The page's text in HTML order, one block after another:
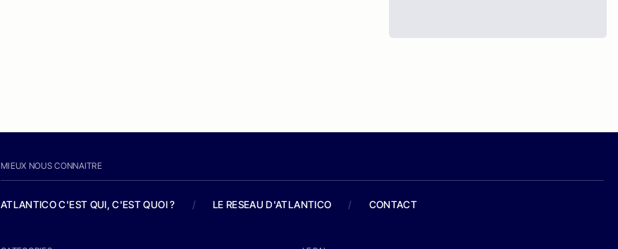
MIEUX NOUS CONNAITRE
ATLANTICO C'EST QUI, C'EST QUOI ? / LE RESEAU D'ATLANTICO / CONTACT